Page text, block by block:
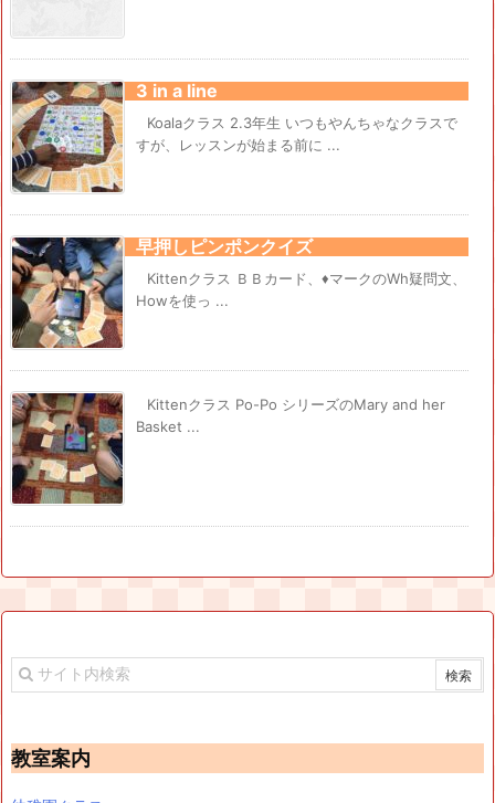
3 in a line
Koalaクラス 2.3年生 いつもやんちゃなクラスで
すが、レッスンが始まる前に ...
早押しピンポンクイズ
Kittenクラス ＢＢカード、♦マークのWh疑問文、
Howを使っ ...
Kittenクラス Po-Po シリーズのMary and her
Basket ...
教室案内